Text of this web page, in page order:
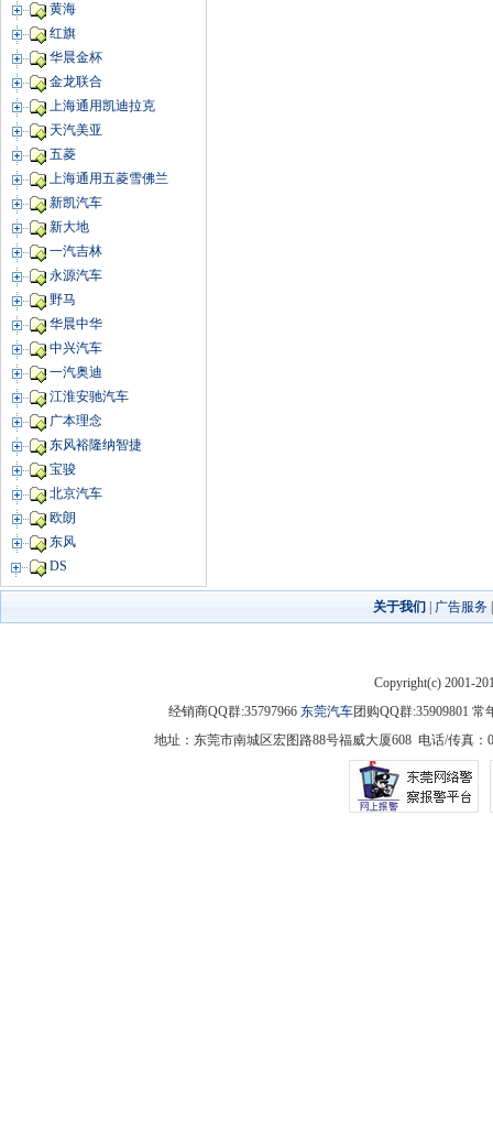
黄海
红旗
华晨金杯
金龙联合
上海通用凯迪拉克
天汽美亚
五菱
上海通用五菱雪佛兰
新凯汽车
新大地
一汽吉林
永源汽车
野马
华晨中华
中兴汽车
一汽奥迪
江淮安驰汽车
广本理念
东风裕隆纳智捷
宝骏
北京汽车
欧朗
东风
DS
关于我们 广告服务
Copyright(c) 2001-
经销商QQ群:35797966 东莞汽车团购QQ群:35909801
地址：东莞市南城区宏图路88号福威大厦608 电话/传真：